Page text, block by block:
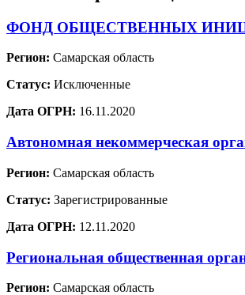
ФОНД ОБЩЕСТВЕННЫХ
Регион: Самарская область
Статус: Исключенные
Дата ОГРН: 16.11.2020
Автономная некоммерческая
Регион: Самарская область
Статус: Зарегистрированные
Дата ОГРН: 12.11.2020
Региональная общественная
Регион: Самарская область